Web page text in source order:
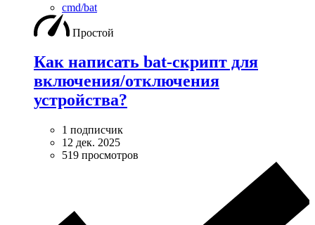
cmd/bat
Простой
Как написать bat-скрипт для
включения/отключения
устройства?
1 подписчик
12 дек. 2025
519 просмотров